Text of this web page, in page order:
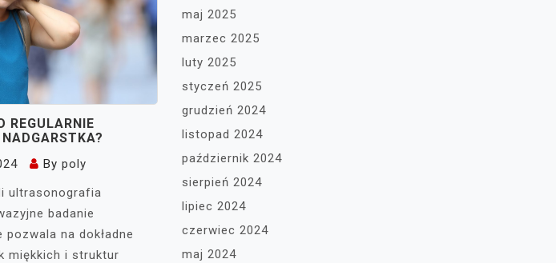
REGULARNIE
By poly
ultrasonografia
badanie
na dokładne
miękkich i struktur
maj 2025
marzec 2025
luty 2025
styczeń 2025
grudzień 2024
listopad 2024
październik 2024
sierpień 2024
lipiec 2024
czerwiec 2024
maj 2024